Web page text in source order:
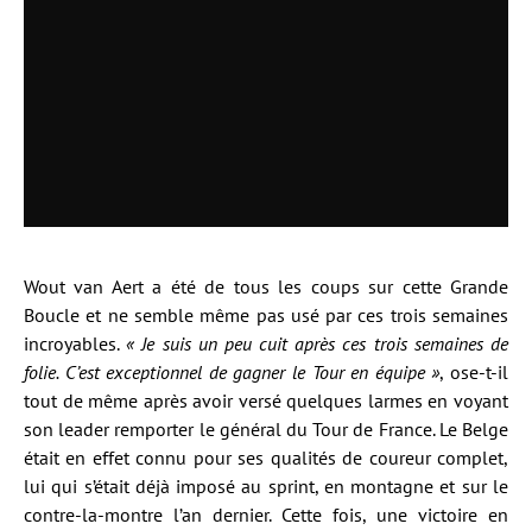
Wout van Aert a été de tous les coups sur cette Grande
Boucle et ne semble même pas usé par ces trois semaines
incroyables.« Je suis un peu cuit après ces trois semaines de
folie. C’est exceptionnel de gagner le Tour en équipe », ose-t-il
tout de même après avoir versé quelques larmes en voyant
son leader remporter le général du Tour de France. Le Belge
était en effet connu pour ses qualités de coureur complet,
lui qui s’était déjà imposé au sprint, en montagne et sur le
contre-la-montre l’an dernier. Cette fois, une victoire en